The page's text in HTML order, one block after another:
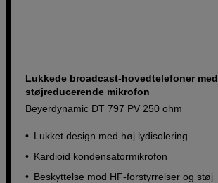
Lukkede broadcast-hovedtelefoner med
støjreducerende mikrofon
Beyerdynamic DT 797 PV 250 ohm
Lukket design med høj lydisolering
Kardioid kondensatormikrofon
Beskyttelse mod HF-forstyrrelser og støj